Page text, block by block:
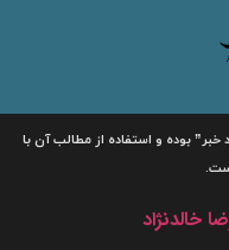
بوده و استفاده از مطالب آن با